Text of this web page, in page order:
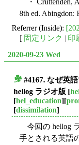
・ Cruttenden,
8th ed. Abingdon:
Referrer (Inside):
[ 固定リンク | 印
2020-09-23 Wed
#4167. なぜ英
hellog ラジオ版 [
[hel_education][
[dissimilation]
今回の hellog
手とされる英語